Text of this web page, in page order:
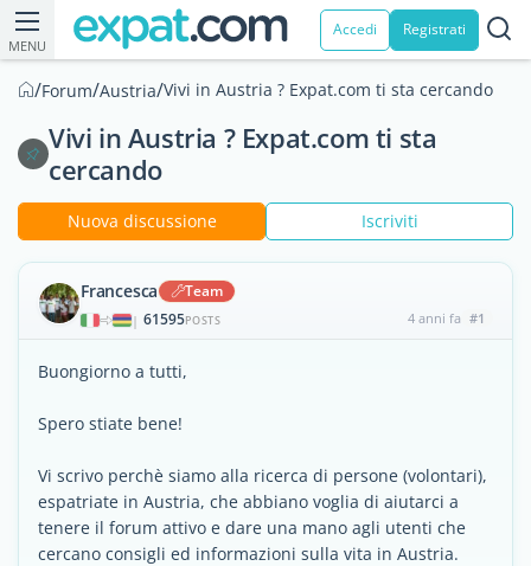
MENU
Accedi Registrati
/Forum/Austria/Vivi in Austria ? Expat.com ti sta cercando
Vivi in Austria ? Expat.com ti sta
cercando
Nuova discussione Iscriviti
Francesca Team
| 61595POSTS 4 anni fa #1
Buongiorno a tutti,
Spero stiate bene!
Vi scrivo perchè siamo alla ricerca di persone (volontari),
espatriate in Austria, che abbiano voglia di aiutarci a
tenere il forum attivo e dare una mano agli utenti che
cercano consigli ed informazioni sulla vita in Austria.